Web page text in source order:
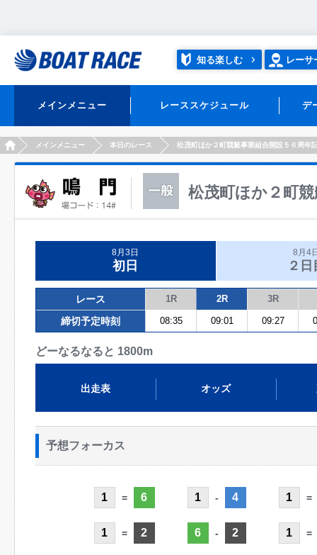
知る楽しむ レーサ
メインメニュー レーススケジュール デ
HOMEメインメニュー 本日のレース 松茂町ほか２町競艇事業組合開設５６周年
松茂町ほか２町
8月3日
初日
8月4
２日
レース 1R 2R 3R
締切予定時刻 08:35 09:01 09:27
どーなるなると 1800m
出走表 オッズ
予想フォーカス
1 = 6
1 = 2
1 - 4
6 - 2
1 =
1 =